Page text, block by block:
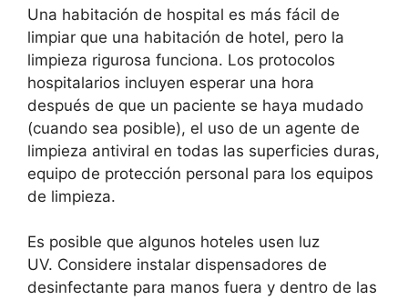
Una habitación de hospital es más fácil de
limpiar que una habitación de hotel, pero la
limpieza rigurosa funciona. Los protocolos
hospitalarios incluyen esperar una hora
después de que un paciente se haya mudado
(cuando sea posible), el uso de un agente de
limpieza antiviral en todas las superficies duras,
equipo de protección personal para los equipos
de limpieza.
Es posible que algunos hoteles usen luz
UV. Considere instalar dispensadores de
desinfectante para manos fuera y dentro de las